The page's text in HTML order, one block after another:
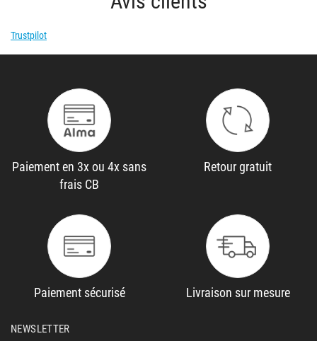
Trustpilot
Paiement en 3x ou 4x sans
frais CB
Retour gratuit
Paiement sécurisé Livraison sur mesure
NEWSLETTER